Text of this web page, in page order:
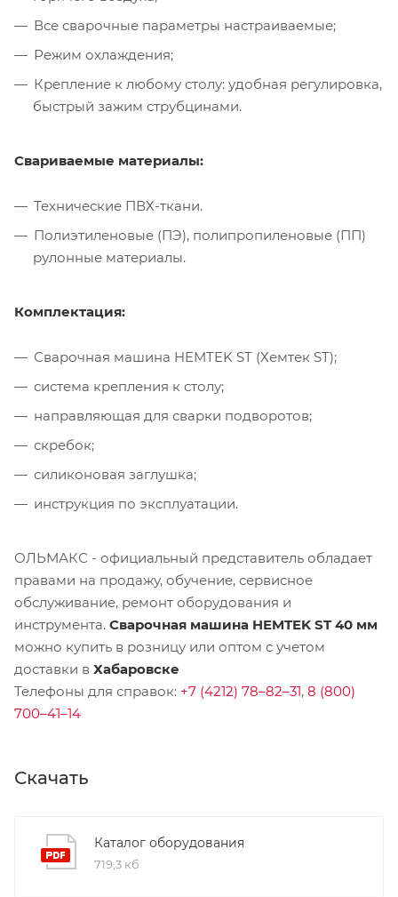
Все сварочные параметры настраиваемые;
Режим охлаждения;
Крепление к любому столу: удобная регулировка,
быстрый зажим струбцинами.
Свариваемые материалы:
Технические ПВХ-ткани.
Полиэтиленовые (ПЭ), полипропиленовые (ПП)
рулонные материалы.
Комплектация:
Сварочная машина HEMTEK ST (Хемтек ST);
система крепления к столу;
направляющая для сварки подворотов;
скребок;
силиконовая заглушка;
инструкция по эксплуатации.
ОЛЬМАКС - официальный представитель обладает
правами на продажу, обучение, сервисное
обслуживание, ремонт оборудования и
инструмента. Сварочная машина HEMTEK ST 40 мм
можно купить в розницу или оптом с учетом
доставки в Хабаровске
Телефоны для справок: +7 (4212) 78–82–31, 8 (800)
700–41–14
Скачать
Каталог оборудования
719,3 кб